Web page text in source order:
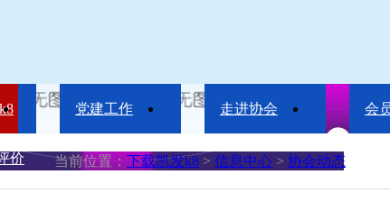
党建工作 走进协会 会
价 当前位置： 下载凯发k8 > 信息中心 > 协会动态